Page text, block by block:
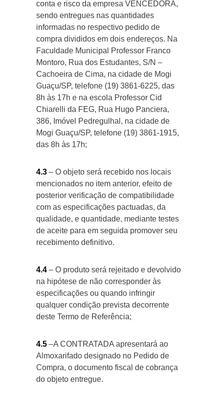
conta e risco da empresa VENCEDORA,
sendo entregues nas quantidades
informadas no respectivo pedido de
compra divididos em dois endereços. Na
Faculdade Municipal Professor Franco
Montoro, Rua dos Estudantes, S/N –
Cachoeira de Cima, na cidade de Mogi
Guaçu/SP, telefone (19) 3861-6225, das
8h às 17h e na escola Professor Cid
Chiarelli da FEG, Rua Hugo Panciera,
386, Imóvel Pedregulhal, na cidade de
Mogi Guaçu/SP, telefone (19) 3861-1915,
das 8h às 17h;
4.3 – O objeto será recebido nos locais
mencionados no item anterior, efeito de
posterior verificação de compatibilidade
com as especificações pactuadas, da
qualidade, e quantidade, mediante testes
de aceite para em seguida promover seu
recebimento definitivo.
4.4 – O produto será rejeitado e devolvido
na hipótese de não corresponder às
especificações ou quando infringir
qualquer condição prevista decorrente
deste Termo de Referência;
4.5 –A CONTRATADA apresentará ao
Almoxarifado designado no Pedido de
Compra, o documento fiscal de cobrança
do objeto entregue.